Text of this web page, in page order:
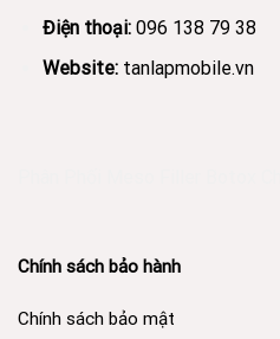
Điện thoại: 096 138 79 38
Website: tanlapmobile.vn
Chính sách bảo hành
Chính sách bảo mật